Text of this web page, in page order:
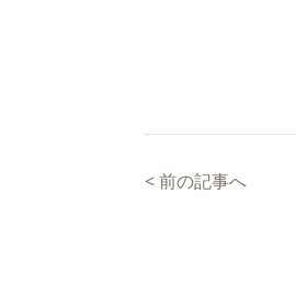
<前の記事へ